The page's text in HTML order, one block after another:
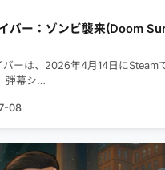
バー：ゾンビ襲来(Doom
バーは、2026年4月14日にSteam
弾幕シ…
08